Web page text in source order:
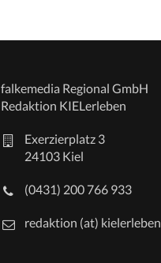
falkemedia Regional GmbH
Redaktion KIELerleben
Exerzierplatz 3
24103 Kiel
(0431) 200 766 933
redaktion (at)